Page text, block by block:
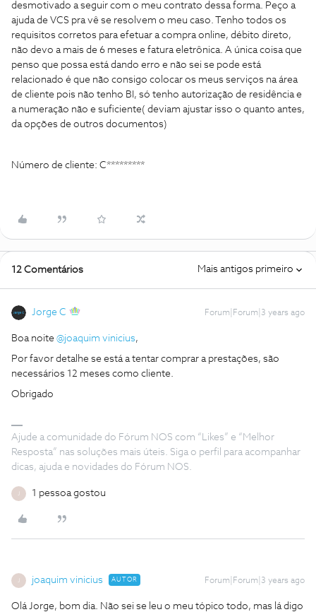
desmotivado a seguir com o meu contrato dessa forma. Peço a
ajuda de VCS pra vê se resolvem o meu caso. Tenho todos os
requisitos corretos para efetuar a compra online, débito direto,
não devo a mais de 6 meses e fatura eletrônica. A única coisa que
penso que possa está dando erro e não sei se pode está
relacionado é que não consigo colocar os meus serviços na área
de cliente pois não tenho BI, só tenho autorização de residência e
a numeração não e suficiente( deviam ajustar isso o quanto antes,
da opções de outros documentos)
Número de cliente: C*********
12 Comentários Mais antigos primeiro
Jorge C Forum|Forum|3 years ago
Boa noite @joaquim vinicius,
Por favor detalhe se está a tentar comprar a prestações, são
necessários 12 meses como cliente.
Obrigado
Ajude a comunidade do Fórum NOS com “Likes” e “Melhor
Resposta” nas soluções mais úteis. Siga o perfil para acompanhar
dicas, ajuda e novidades do Fórum NOS.
1 pessoa gostou
joaquim vinicius AUTOR Forum|Forum|3 years ago
Olá Jorge, bom dia. Não sei se leu o meu tópico todo, mas lá digo